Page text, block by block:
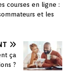
courses en ligne :
et les
ça
?